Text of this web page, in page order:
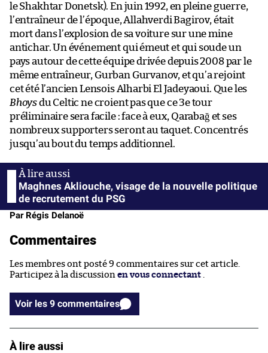
le Shakhtar Donetsk). En juin 1992, en pleine guerre,
l’entraîneur de l’époque, Allahverdi Bagirov, était
mort dans l’explosion de sa voiture sur une mine
antichar. Un événement qui émeut et qui soude un
pays autour de cette équipe drivée depuis 2008 par le
même entraîneur, Gurban Gurvanov, et qu’a rejoint
cet été l’ancien Lensois Alharbi El Jadeyaoui. Que les
Bhoysdu Celtic ne croient pas que ce 3e tour
préliminaire sera facile : face à eux, Qarabağ et ses
nombreux supporters seront au taquet. Concentrés
jusqu’au bout du temps additionnel.
Maghnes Akliouche, visage de la nouvelle politique
de recrutement du PSG
Par Régis Delanoë
Commentaires
Les membres ont posté 9 commentaires sur cet article.
Participez à la discussion en vous connectant
Voir les 9 commentaires
À lire aussi